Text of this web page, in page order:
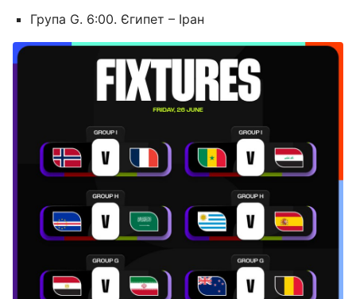
Група G. 6:00. Єгипет – Іран